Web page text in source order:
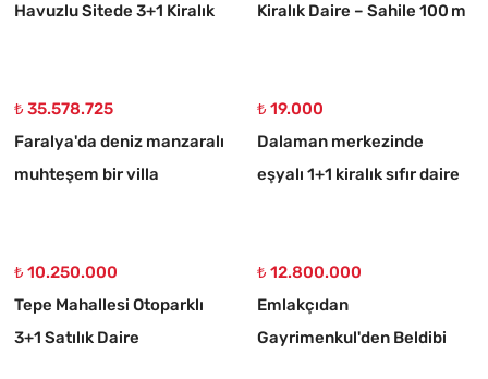
Havuzlu Sitede 3+1 Kiralık
Kiralık Daire – Sahile 100 m
₺ 35.578.725
Faralya'da deniz manzaralı
muhteşem bir villa
₺ 19.000
Dalaman merkezinde
eşyalı 1+1 kiralık sıfır daire
₺ 10.250.000
Tepe Mahallesi Otoparklı
3+1 Satılık Daire
₺ 12.800.000
Emlakçıdan
Gayrimenkul'den Beldibi